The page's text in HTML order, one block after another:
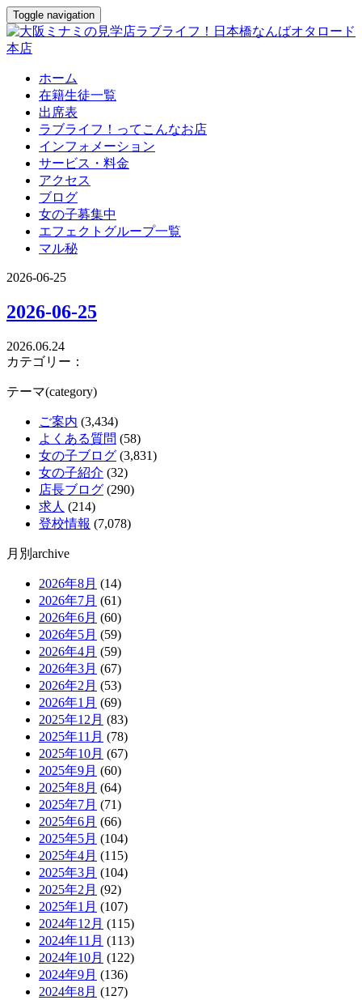
Toggle navigation
ホーム
在籍生徒一覧
出席表
ラブライフ！ってこんなお店
インフォメーション
サービス・料金
アクセス
ブログ
女の子募集中
エフェクトグループ一覧
マル秘
2026-06-25
2026-06-25
2026.06.24
カテゴリー：
テーマ(category)
ご案内 (3,434)
よくある質問 (58)
女の子ブログ (3,831)
女の子紹介 (32)
店長ブログ (290)
求人 (214)
登校情報 (7,078)
月別archive
2026年8月 (14)
2026年7月 (61)
2026年6月 (60)
2026年5月 (59)
2026年4月 (59)
2026年3月 (67)
2026年2月 (53)
2026年1月 (69)
2025年12月 (83)
2025年11月 (78)
2025年10月 (67)
2025年9月 (60)
2025年8月 (64)
2025年7月 (71)
2025年6月 (66)
2025年5月 (104)
2025年4月 (115)
2025年3月 (104)
2025年2月 (92)
2025年1月 (107)
2024年12月 (115)
2024年11月 (113)
2024年10月 (122)
2024年9月 (136)
2024年8月 (127)